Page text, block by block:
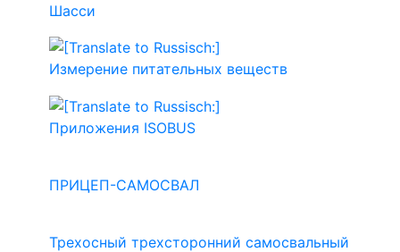
Шасси
Измерение питательных веществ
Приложения ISOBUS
ПРИЦЕП-САМОСВАЛ
Трехосный трехсторонний самосвальный